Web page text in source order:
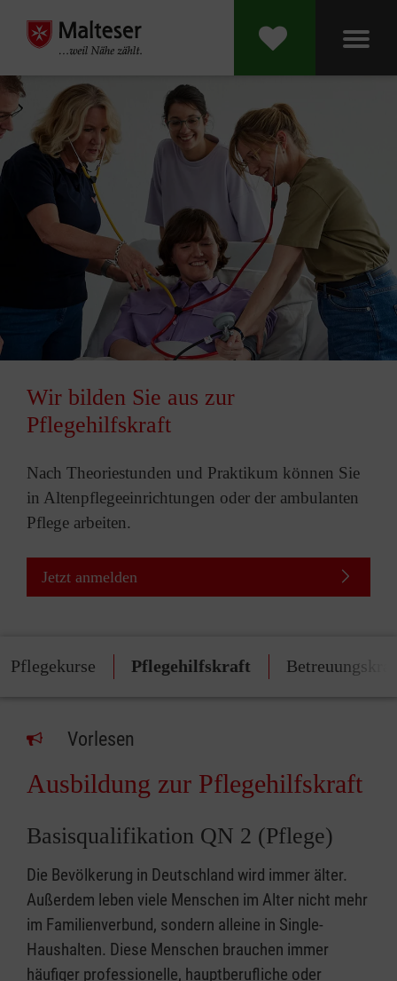
Wir bilden Sie aus zur
Pflegehilfskraft
Nach Theoriestunden und Praktikum können Sie
in Altenpflegeeinrichtungen oder der ambulanten
Pflege arbeiten.
Jetzt anmelden
Pflegekurse Pflegehilfskraft
Vorlesen
Ausbildung zur Pflegehilfskraft
Basisqualifikation QN 2 (Pflege)
Die Bevölkerung in Deutschland wird immer älter.
Außerdem leben viele Menschen im Alter nicht mehr
im Familienverbund, sondern alleine in Single-
Haushalten. Diese Menschen brauchen immer
häufiger professionelle, hauptberufliche oder